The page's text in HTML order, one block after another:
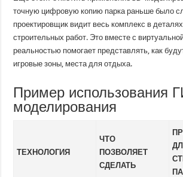
точную цифровую копию парка раньше было
проектировщик видит весь комплекс в
строительных работ. Это вместе с
реальностью помогает представлять, как
игровые зоны, места для отдыха.
Пример использования
моделирования
ТЕХНОЛОГИЯ
ЧТО
ПОЗВОЛЯЕТ
СДЕЛАТЬ